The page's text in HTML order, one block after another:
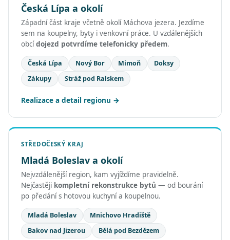
Česká Lípa a okolí
Západní část kraje včetně okolí Máchova jezera. Jezdíme
sem na koupelny, byty i venkovní práce. U vzdálenějších
obcídojezd potvrdíme telefonicky předem.
Česká Lípa Nový Bor Mimoň
Doksy
Zákupy
Stráž pod Ralskem
Realizace a detail regionu
STŘEDOČESKÝ KRAJ
Mladá Boleslav a okolí
Nejvzdálenější region, kam vyjíždíme pravidelně.
Nejčastěji kompletní rekonstrukce bytů — od bourání
po předání s hotovou kuchyní a koupelnou.
Mladá Boleslav
Mnichovo Hradiště
Bakov nad Jizerou
Bělá pod Bezdězem